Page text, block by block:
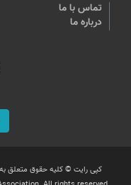
تماس با ما
درباره ما
کپی رایت © کلیه حقوق متعلق به